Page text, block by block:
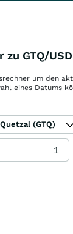
zu GTQ/USD
um den
eines Datums
(GTQ)